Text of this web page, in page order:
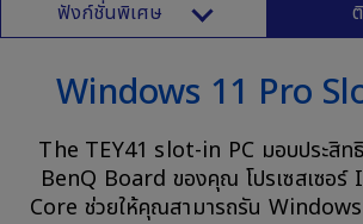
ฟังก์ชั่นพิเศษ
Windows 11 Pro
The TEY41 slot-in PC มอบประสิท
BenQ Board ของคุณ โปรเซสเซอร์
Core ช่วยให้คุณสามารถรัน